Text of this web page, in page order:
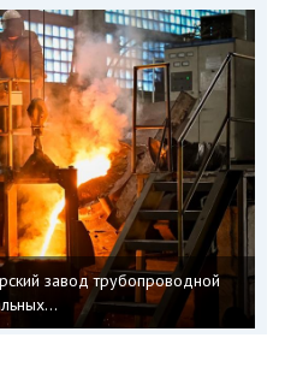
завод трубопроводной